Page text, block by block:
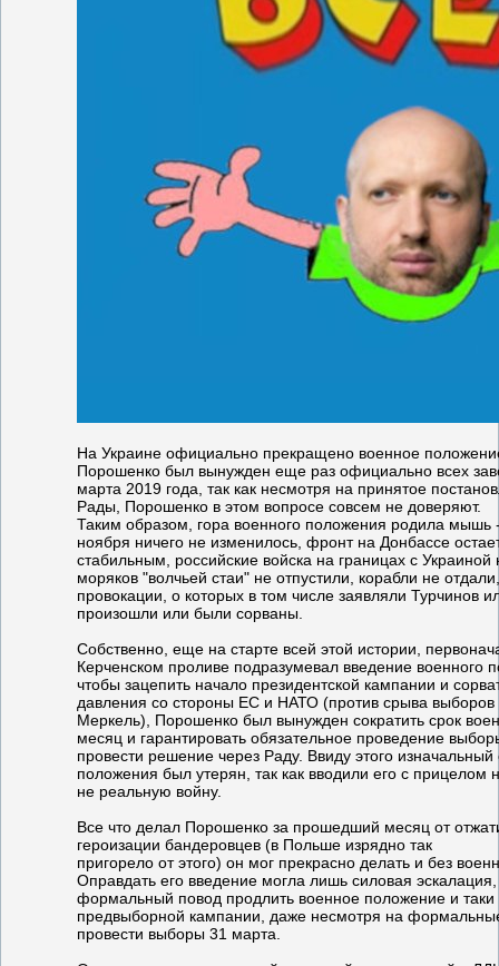
На Украине официально прекращено военное
Порошенко был вынужден еще раз официально всех
марта 2019 года, так как несмотря на принятое
Рады, Порошенко в этом вопросе совсем не доверяют.
Таким образом, гора военного положения родила мышь -
ноября ничего не изменилось, фронт на Донбассе
стабильным, российские войска на границах с
моряков "волчьей стаи" не отпустили, корабли не
провокации, о которых в том числе заявляли Турчинов
произошли или были сорваны.
Собственно, еще на старте всей этой истории,
Керченском проливе подразумевал введение военного
чтобы зацепить начало президентской кампании и
давления со стороны ЕС и НАТО (против срыва выборов
Меркель), Порошенко был вынужден сократить срок
месяц и гарантировать обязательное проведение
провести решение через Раду. Ввиду этого
положения был утерян, так как вводили его с прицелом
не реальную войну.
Все что делал Порошенко за прошедший месяц от
героизации бандеровцев (в Польше изрядно так
пригорело от этого) он мог прекрасно делать и без
Оправдать его введение могла лишь силовая
формальный повод продлить военное положение и таки
предвыборной кампании, даже несмотря на
провести выборы 31 марта.